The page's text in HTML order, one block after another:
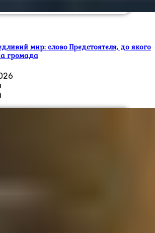
мир: слово Предстоятеля, до якого
громада